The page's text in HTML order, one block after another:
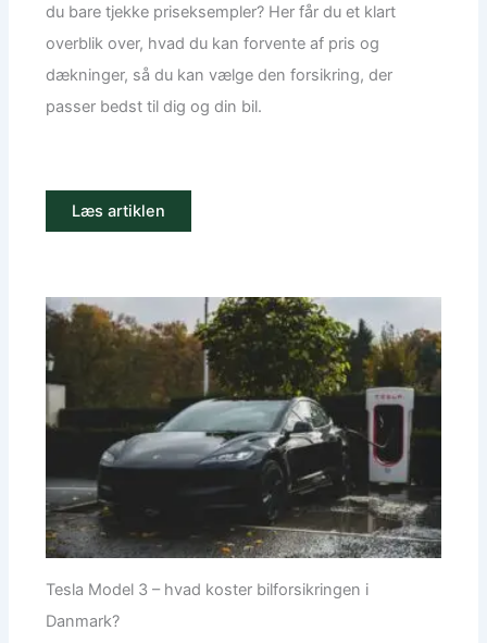
du bare tjekke priseksempler? Her får du et klart
overblik over, hvad du kan forvente af pris og
dækninger, så du kan vælge den forsikring, der
passer bedst til dig og din bil.
Læs artiklen
Tesla Model 3 – hvad koster bilforsikringen i
Danmark?